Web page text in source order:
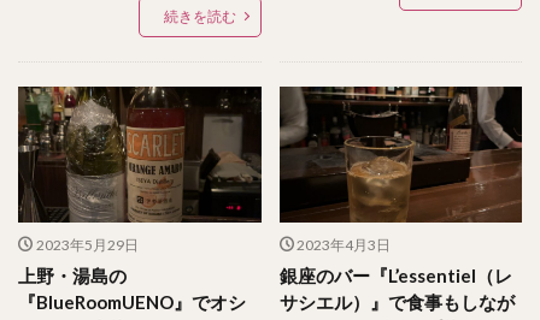
続きを読む
2023年5月29日
上野・湯島の
『BlueRoomUENO』でオシ
2023年4月3日
銀座のバー『L’essentiel（レ
サシエル）』で食事もしなが